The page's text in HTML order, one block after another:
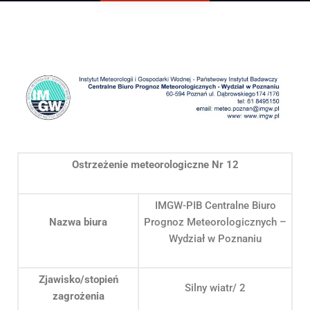
Ostrzeżenie meteorologiczne Nr 12
Nazwa biura
IMGW-PIB Centralne Biuro
Prognoz Meteorologicznych –
Wydział w Poznaniu
Zjawisko/stopień
zagrożenia
Silny wiatr/ 2